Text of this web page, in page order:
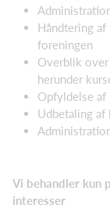
Håndtering
foreningen
Overblik
herunder
Opfyldelse af
Udbetaling af
Vi behandler kun
interesser